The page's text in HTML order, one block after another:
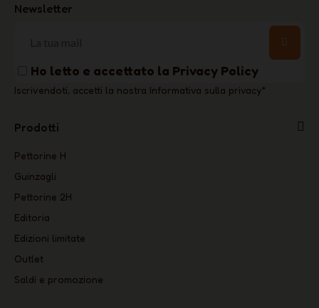
Newsletter
Ho letto e accettato la Privacy Policy
Iscrivendoti, accetti la nostra Informativa sulla privacy*
Prodotti
Pettorine H
Guinzagli
Pettorine 2H
Editoria
Edizioni limitate
Outlet
Saldi e promozione